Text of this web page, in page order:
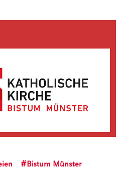
Bistum Münster